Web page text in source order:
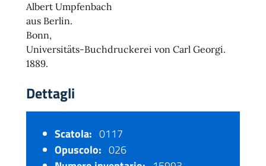
Albert Umpfenbach
aus Berlin.
Bonn,
Universitäts-Buchdruckerei von Carl Georgi.
1889.
Dettagli
Scatola: 0117
Opuscolo: 026